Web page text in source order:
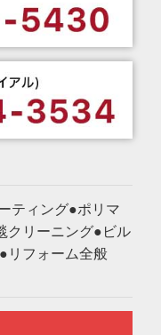
ティング●ポリマ
クリーニング●ビル
リフォーム全般